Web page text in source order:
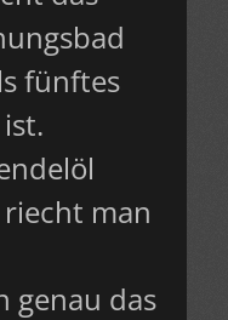
fünftes
man
genau das